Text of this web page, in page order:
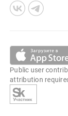
Public user
attribution